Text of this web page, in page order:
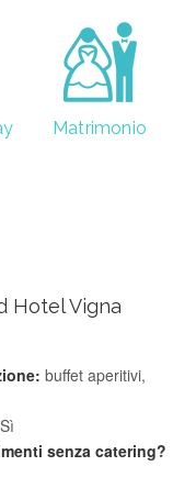
Matrimonio
Hotel Vigna
buffet aperitivi,
Sì
senza catering?